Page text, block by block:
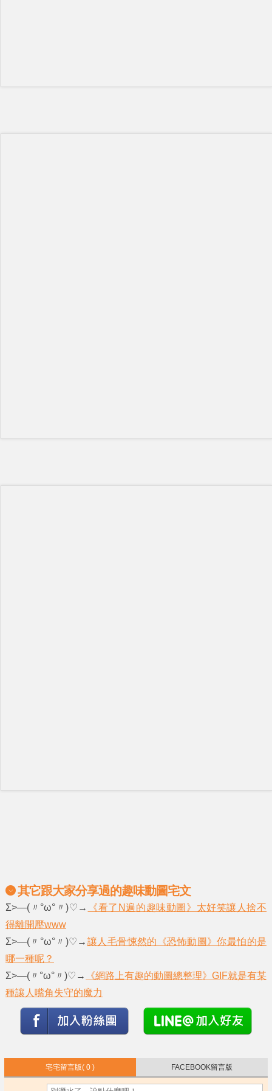
其它跟大家分享過的趣味動圖宅文
Σ>―(〃°ω°〃)♡→
《看了N遍的趣味動圖》太好笑讓人捨不
得離開壓www
Σ>―(〃°ω°〃)♡→ 讓人毛骨悚然的《恐怖動圖》你最怕的是
哪一種呢？
Σ>―(〃°ω°〃)♡→
《網路上有趣的動圖總整理》GIF就是有某
種讓人嘴角失守的魔力
宅宅留言版( 0 ) FACEBOOK留言版